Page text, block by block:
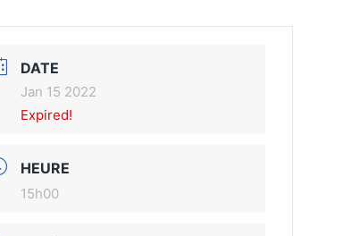
DATE
Jan 15 2022
Expired!
HEURE
15h00